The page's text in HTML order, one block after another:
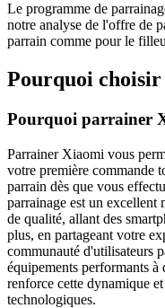
Le programme de
notre analyse de l'offre de
parrain comme pour le
Pourquoi
Pourquoi parrainer
Parrainer Xiaomi vous
votre première commande
parrain dès que vous
parrainage est un excellent
de qualité, allant des
plus, en partageant votre
communauté d'utilisateurs
équipements performants
renforce cette dynamique
technologiques.